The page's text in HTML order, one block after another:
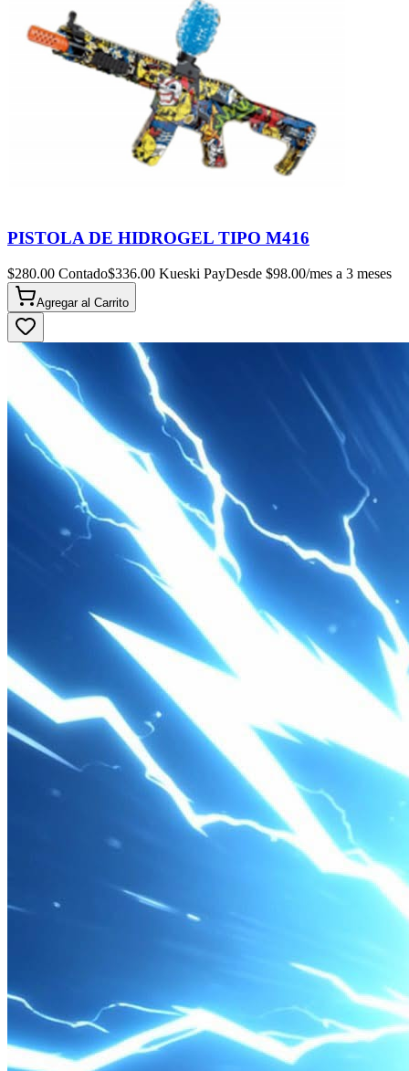
PISTOLA DE HIDROGEL TIPO M416
$280.00 Contado$336.00 Kueski PayDesde $98.00/mes a 3 meses
Agregar al Carrito